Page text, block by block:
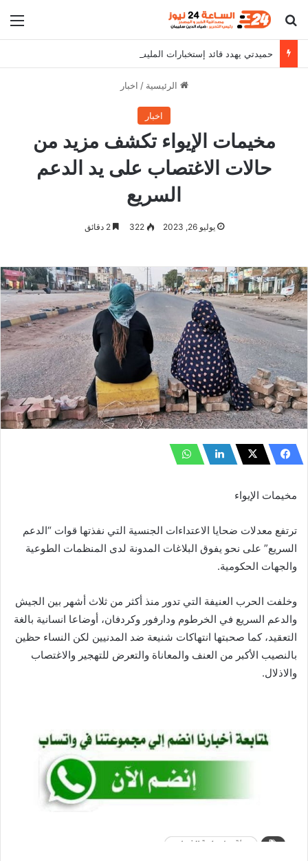
بحث عن
حميدتي يهدد قائد إستخبارات المليشيا
الرئيسية / اخبار
اخبار
مخيمات الإيواء تكشف مزيد من
حالات الاغتصاب على يد الدعم
السريع
يوليو 26, 2023 322 2 دقائق
مخيمات الإيواء
ترتفع معدلات ضحايا الاعتداءات الجنسية التي نفذتها قوات “الدعم
السريع” على نحو يفوق البلاغات المدونة لدى المنظمات الطوعية
والجهات الحكومية.
وخلفت الحرب العنيفة التي تدور منذ أكثر من ثلاث أشهر بين الجيش
والدعم السريع في الخرطوم ودارفور وكردفان، أوضاعا انسانية بالغة
التعقيد، كما صحبتها انتهاكات شنيعة ضد المدنيين لكن النساء حظين
بالنصيب الأكبر من العنف والمعاناة والتعرض للتهجير والاغتصاب
والاذلال.